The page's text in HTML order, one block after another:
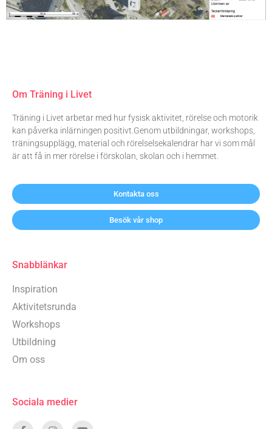
Om Träning i Livet
Träning i Livet arbetar med hur fysisk aktivitet, rörelse och motorik
kan påverka inlärningen positivt.Genom utbildningar, workshops,
träningsupplägg, material och rörelselsekalendrar har vi som mål
är att få in mer rörelse i förskolan, skolan och i hemmet.
Kontakta oss
Besök vår shop
Snabblänkar
Inspiration
Aktivitetsrunda
Workshops
Utbildning
Om oss
Sociala medier